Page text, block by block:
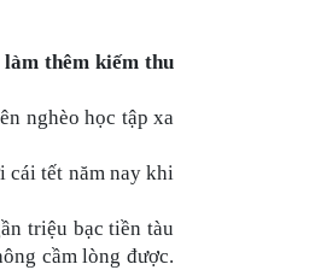
thêm kiếm thu
nghèo học tập xa
cái tết năm nay khi
triệu bạc tiền tàu
cầm lòng được.